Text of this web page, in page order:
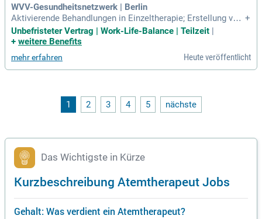
WVV-Gesundheitsnetzwerk | Berlin
Aktivierende Behandlungen in Einzeltherapie; Erstellung von
individuellen Therapieplänen zur Zustandsverbesserung; Inte
rdisziplinäre Zusammenarbeit im Therapeutenteam; Möglic
niken; Eigenverantwortliche
+
Unbefristeter Vertrag | Work-Life-Balance | Teilzeit |
+ weitere Benefits
mehr erfahren Heute veröffentlicht
1 2 3 4 5 nächste
Das Wichtigste in Kürze
Kurzbeschreibung Atemtherapeut Jobs
Gehalt: Was verdient ein Atemtherapeut?